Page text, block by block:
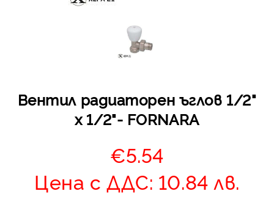
Вентил радиаторен ъглов 1/2"
x 1/2"- FORNARA
€5.54
Цена с ДДС: 10.84 лв.
Отложено до 30 дни